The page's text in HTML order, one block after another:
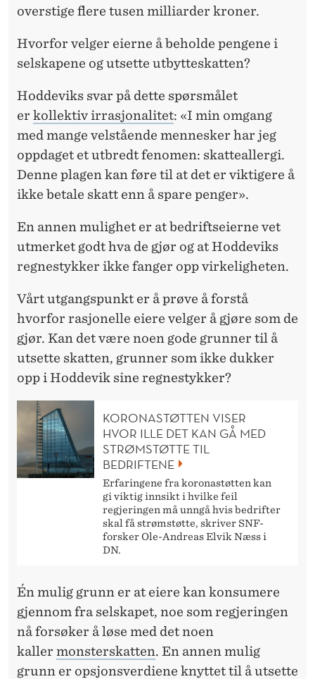
overstige flere tusen milliarder kroner.
Hvorfor velger eierne å beholde pengene i
selskapene og utsette utbytteskatten?
Hoddeviks svar på dette spørsmålet
er kollektiv irrasjonalitet: «I min omgang
med mange velstående mennesker har jeg
oppdaget et utbredt fenomen: skatteallergi.
Denne plagen kan føre til at det er viktigere å
ikke betale skatt enn å spare penger».
En annen mulighet er at bedriftseierne vet
utmerket godt hva de gjør og at Hoddeviks
regnestykker ikke fanger opp virkeligheten.
Vårt utgangspunkt er å prøve å forstå
hvorfor rasjonelle eiere velger å gjøre som de
gjør. Kan det være noen gode grunner til å
utsette skatten, grunner som ikke dukker
opp i Hoddevik sine regnestykker?
KORONASTØTTEN VISER
HVOR ILLE DET KAN GÅ MED
STRØMSTØTTE TIL
BEDRIFTENE
Erfaringene fra koronastøtten kan
gi viktig innsikt i hvilke feil
regjeringen må unngå hvis bedrifter
skal få strømstøtte, skriver SNF-
forsker Ole-Andreas Elvik Næss i
DN.
Én mulig grunn er at eiere kan konsumere
gjennom fra selskapet, noe som regjeringen
nå forsøker å løse med det noen
kaller monsterskatten. En annen mulig
grunn er opsjonsverdiene knyttet til å utsette